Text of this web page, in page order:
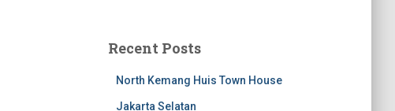
Recent Posts
North Kemang Huis Town House
Jakarta Selatan